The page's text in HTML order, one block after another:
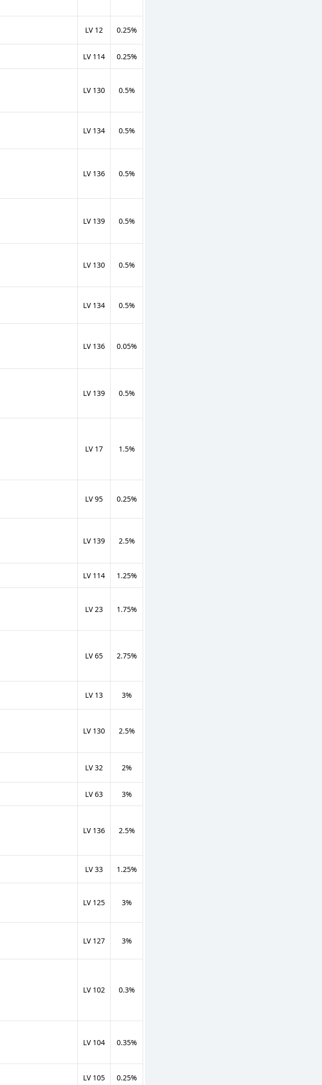
LV 12 0.25%
LV 114 0.25%
LV 130 0.5%
LV 134 0.5%
LV 136 0.5%
LV 139 0.5%
LV 130 0.5%
LV 134 0.5%
LV 136 0.05%
LV 139 0.5%
LV 17 1.5%
LV 95 0.25%
LV 139 2.5%
LV 114 1.25%
LV 23 1.75%
LV 65 2.75%
LV 13 3%
LV 130 2.5%
LV 32 2%
LV 63 3%
LV 136 2.5%
LV 33 1.25%
LV 125 3%
LV 127 3%
LV 102 0.3%
LV 104 0.35%
LV 105 0.25%